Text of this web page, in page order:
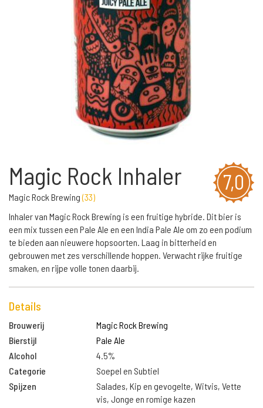
7,0
Magic Rock Inhaler
Magic Rock Brewing(33)
Inhaler van Magic Rock Brewing is een fruitige hybride. Dit bier is
een mix tussen een Pale Ale en een India Pale Ale om zo een podium
te bieden aan nieuwere hopsoorten. Laag in bitterheid en
gebrouwen met zes verschillende hoppen. Verwacht rijke fruitige
smaken, en rijpe volle tonen daarbij.
Details
Brouwerij
Magic Rock Brewing
Bierstijl
Pale Ale
Alcohol
4.5%
Categorie
Soepel en Subtiel
Spijzen
Salades, Kip en gevogelte, Witvis, Vette
vis, Jonge en romige kazen